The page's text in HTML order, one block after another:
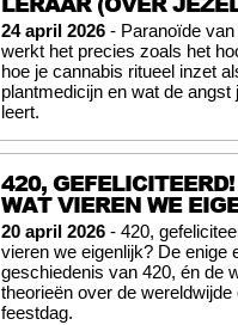
24 april 2026 - Paranoïde
werkt het precies zoals het
hoe je cannabis ritueel inzet
plantmedicijn en wat de angst
leert.
420,
WAT VIEREN WE
20 april 2026 - 420,
vieren we eigenlijk? De enige
geschiedenis van 420, én de
theorieën over de wereldwijde
feestdag.